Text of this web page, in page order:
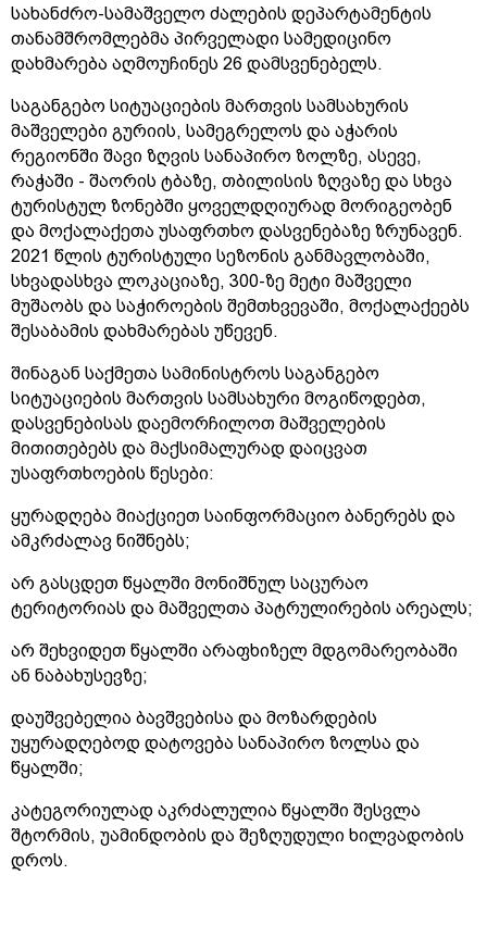
სახანძრო-სამაშველო ძალების დეპარტამენტის
თანამშრომლებმა პირველადი სამედიცინო
დახმარება აღმოუჩინეს 26 დამსვენებელს.
საგანგებო სიტუაციების მართვის სამსახურის
მაშველები გურიის, სამეგრელოს და აჭარის
რეგიონში შავი ზღვის სანაპირო ზოლზე, ასევე,
რაჭაში - შაორის ტბაზე, თბილისის ზღვაზე და სხვა
ტურისტულ ზონებში ყოველდღიურად მორიგეობენ
და მოქალაქეთა უსაფრთხო დასვენებაზე ზრუნავენ.
2021 წლის ტურისტული სეზონის განმავლობაში,
სხვადასხვა ლოკაციაზე, 300-ზე მეტი მაშველი
მუშაობს და საჭიროების შემთხვევაში, მოქალაქეებს
შესაბამის დახმარებას უწევენ.
შინაგან საქმეთა სამინისტროს საგანგებო
სიტუაციების მართვის სამსახური მოგიწოდებთ,
დასვენებისას დაემორჩილოთ მაშველების
მითითებებს და მაქსიმალურად დაიცვათ
უსაფრთხოების წესები:
ყურადღება მიაქციეთ საინფორმაციო ბანერებს და
ამკრძალავ ნიშნებს;
არ გასცდეთ წყალში მონიშნულ საცურაო
ტერიტორიას და მაშველთა პატრულირების არეალს;
არ შეხვიდეთ წყალში არაფხიზელ მდგომარეობაში
ან ნაბახუსევზე;
დაუშვებელია ბავშვებისა და მოზარდების
უყურადღებოდ დატოვება სანაპირო ზოლსა და
წყალში;
კატეგორიულად აკრძალულია წყალში შესვლა
შტორმის, უამინდობის და შეზღუდული ხილვადობის
დროს.